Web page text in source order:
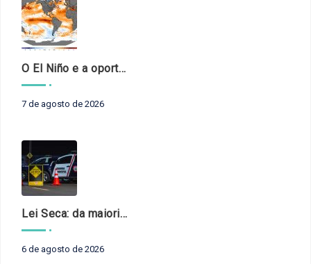
O El Niño e a oportunidade de fortalecer o controle externo das políticas climáticas
7 de agosto de 2026
Lei Seca: da maioridade à maturidade
6 de agosto de 2026